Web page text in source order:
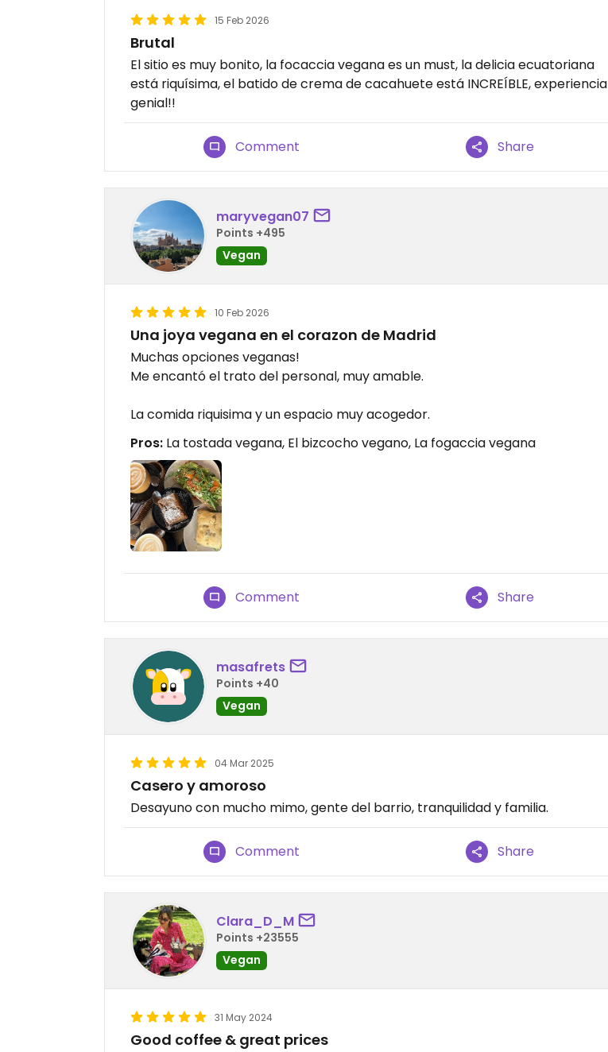
15 Feb 2026
Brutal
El sitio es muy bonito, la focaccia vegana es un must, la delicia ecuatoriana
está riquísima, el batido de crema de cacahuete está INCREÍBLE, experiencia
genial!!
Comment Share
maryvegan07
Points +495
Vegan
10 Feb 2026
Una joya vegana en el corazon de Madrid
Muchas opciones veganas!
Me encantó el trato del personal, muy amable.
La comida riquisima y un espacio muy acogedor.
Pros: La tostada vegana, El bizcocho vegano, La fogaccia vegana
Comment Share
masafrets
Points +40
Vegan
04 Mar 2025
Casero y amoroso
Desayuno con mucho mimo, gente del barrio, tranquilidad y familia.
Comment Share
Clara_D_M
Points +23555
Vegan
31 May 2024
Good coffee & great prices